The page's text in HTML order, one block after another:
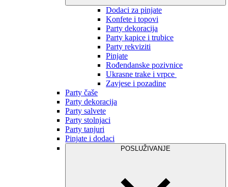
Dodaci za pinjate
Konfete i topovi
Party dekoracija
Party kapice i trubice
Party rekviziti
Pinjate
Rođendanske pozivnice
Ukrasne trake i vrpce
Zavjese i pozadine
Party čaše
Party dekoracija
Party salvete
Party stolnjaci
Party tanjuri
Pinjate i dodaci
POSLUŽIVANJE